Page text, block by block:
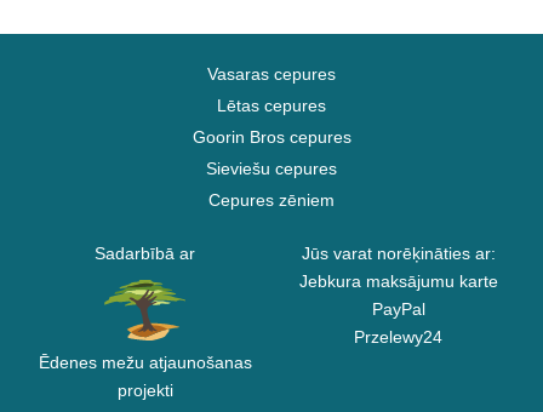
Vasaras cepures
Lētas cepures
Goorin Bros cepures
Sieviešu cepures
Cepures zēniem
Sadarbībā ar
Ēdenes mežu atjaunošanas
projekti
Jūs varat norēķināties ar:
Jebkura maksājumu karte
PayPal
Przelewy24